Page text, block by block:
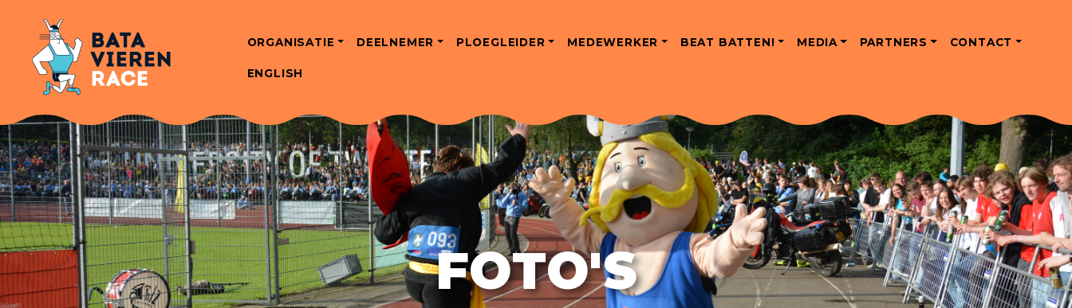
ORGANISATIE DEELNEMER PLOEGLEIDER MEDEWERKER BEAT BATTEN! MEDIA PARTNERS CONTACT
ENGLISH
FOTO'S